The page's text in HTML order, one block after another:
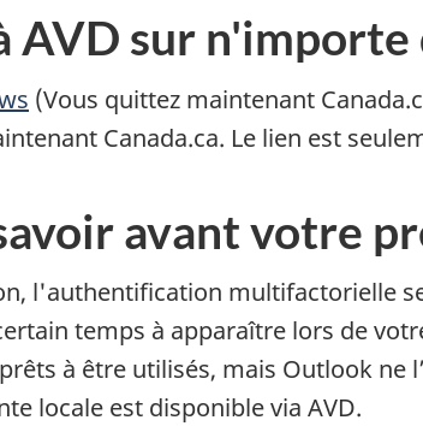
AVD sur
(Vous quittez maintenant
Canada.ca. Le lien est
avant votre
l'authentification multifactorielle
temps à apparaître lors de
à être utilisés, mais Outlook ne
locale est disponible via AVD.